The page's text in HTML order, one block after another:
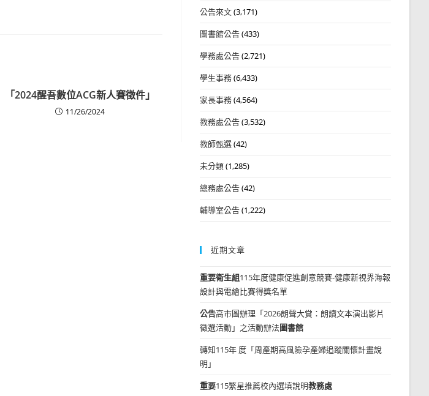
「2024醒吾數位ACG新人賽徵件」
11/26/2024
公告來文(3,171)
圖書館公告(433)
學務處公告(2,721)
學生事務(6,433)
家長事務(4,564)
教務處公告(3,532)
教師甄選(42)
未分類(1,285)
總務處公告(42)
輔導室公告(1,222)
近期文章
重要衛生組115年度健康促進創意競賽-健康新視界海報
設計與電繪比賽得獎名單
公告高市圖辦理「2026朗聲大賞：朗讀文本演出影片
徵選活動」之活動辦法圖書館
轉知115年 度「周產期高風險孕產婦追蹤關懷計畫說
明」
重要115繁星推薦校內選填說明教務處